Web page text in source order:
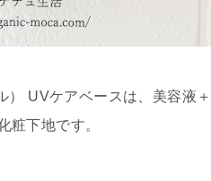
） UVケアベースは、美容液
粧下地です。